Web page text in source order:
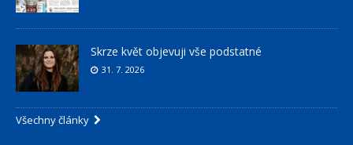
Skrze květ objevuji vše podstatné
31. 7. 2026
Všechny články